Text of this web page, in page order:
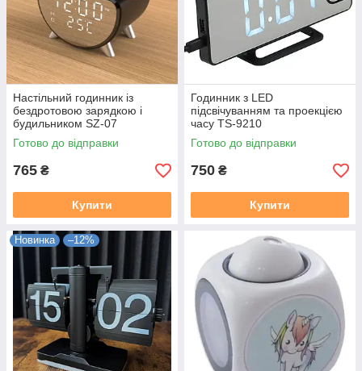
Настільний годинник із
бездротовою зарядкою і
будильником SZ-07
Готово до відправки
765 ₴
Купити
Годинник з LED
підсвічуванням та проекцією
часу TS-9210
Готово до відправки
750 ₴
Купити
Новинка –12%